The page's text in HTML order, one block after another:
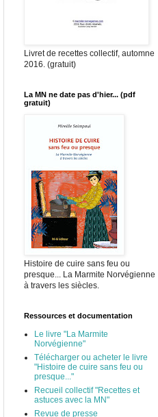
Livret de recettes collectif, automne
2016. (gratuit)
La MN ne date pas d'hier... (pdf
gratuit)
Histoire de cuire sans feu ou
presque... La Marmite Norvégienne
à travers les siècles.
Ressources et documentation
Le livre "La Marmite
Norvégienne"
Télécharger ou acheter le livre
"Histoire de cuire sans feu ou
presque..."
Recueil collectif "Recettes et
astuces avec la MN"
Revue de presse